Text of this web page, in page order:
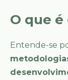
O que é
Entende-se